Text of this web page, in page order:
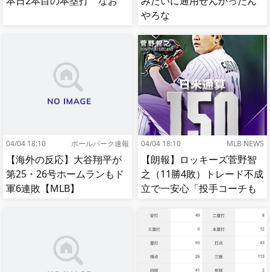
やろな
04/04 18:10 ボールパーク速報
【海外の反応】大谷翔平が
第25・26号ホームランもド
軍6連敗【MLB】
04/04 18:10 MLB NEWS
【朗報】ロッキーズ菅野智
之（11勝4敗）トレード不成
立で一安心「投手コーチも